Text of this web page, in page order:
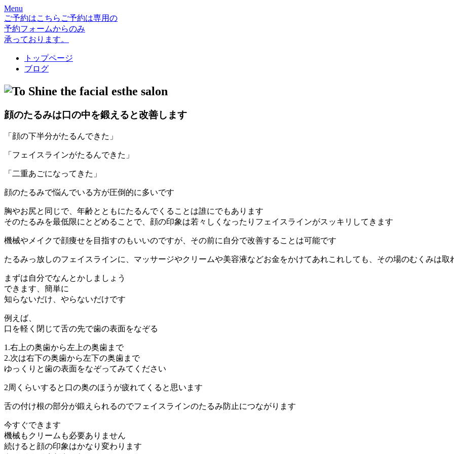
Menu
ご予約はこちら ご予約は専用の
予約フォームからのみ
承っております。
トップページ
ブログ
the facial esthe salon
顔のたるみは口の中を鍛えると改善します
「顔の下半分がたるんできた」
「フェイスラインがたるんできた」
「二重あごになってきた」
顔のたるみで悩んでいる方が圧倒的に多いです
胸やお尻と同じで、年齢とともにたるんでくることは誰にでもあります
そのたるみを最低限にとどめることで、顔の印象は若々しくなったりフェイスラインがスッキリしてきます
機械やメイクで顔痩せを目指すのもいいのですが、その前に自分で改善することは可能です
たるみっ放しのフェイスラインに、マッサージやクリームや美容液などお金をかけてあれこれしても、その場のむくみは
まずは自分でなんとかしましょう
できます、簡単に
知らないだけ、やらないだけです
例えば、
口を軽く閉じて舌の先で歯の表面をなぞる
1.右上の奥歯から左上の奥歯まで
2.次は右下の奥歯から左下の奥歯まで
ゆっくりと歯の表面をなぞってみてください
2周くらいすると口の奥のほうが疲れてくると思います
舌の付け根の部分が鍛えられるのでフェイスラインのたるみ防止につながります
今すぐできます
機械もクリームも必要ありません
続けると顔の印象はかなり変わります